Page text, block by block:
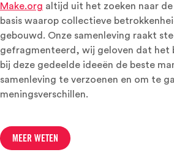
Make.org altijd uit het zoeken naar
basis waarop collectieve
gebouwd. Onze samenleving raakt
gefragmenteerd, wij geloven dat het
bij deze gedeelde ideeën de beste
samenleving te verzoenen en om te
meningsverschillen.
MEER WETEN